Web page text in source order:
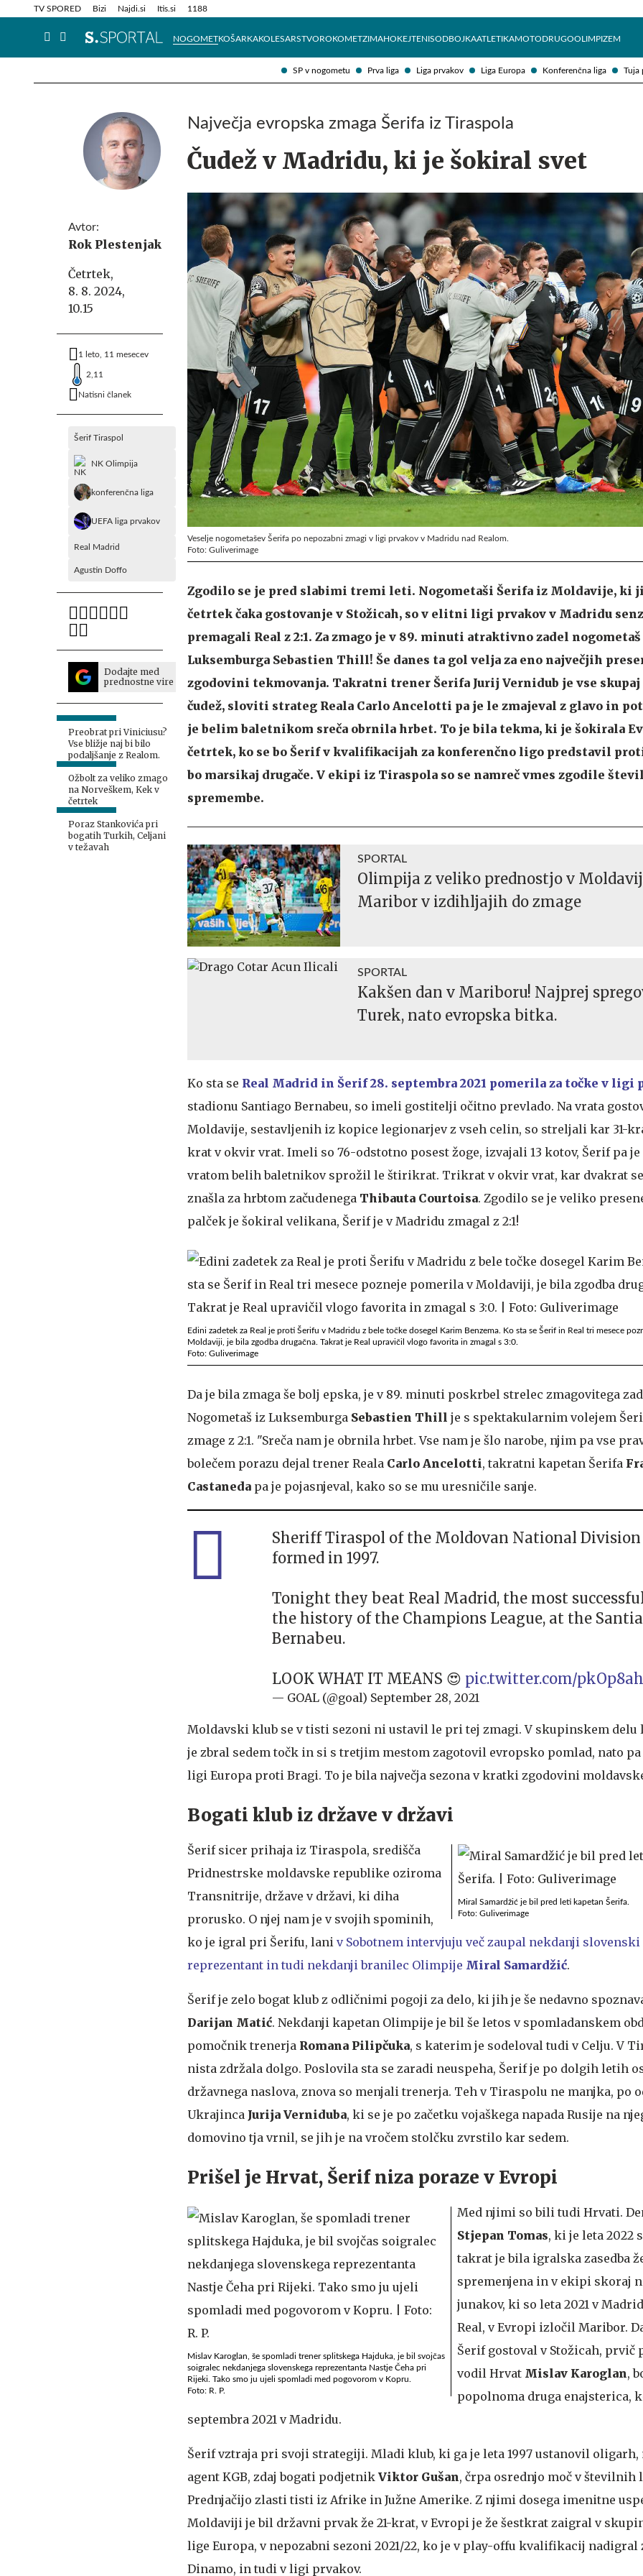
SP v nogometu Prva liga Liga prvakov Liga Europa Konferenčna liga Tuja
TV SPORED Bizi Najdi.si Itis.si 1188
NOGOMETKOŠARKAKOLESARSTVOROKOMETZIMAHOKEJTENISODBOJKAATLETIKAMOTODRUGOOLIMPIZEM
Info in obvestila Tehnik
Avtor:
Rok Plestenjak
Četrtek,
8. 8. 2024,
10.15
1 leto, 11 mesecev
2,11
Natisni članek
Šerif Tiraspol
NK Olimpija
konferenčna liga
UEFA liga prvakov
Real Madrid
Agustin Doffo
Dodajte med
prednostne vire
Preobrat pri Viniciusu?
Vse bližje naj bi bilo
podaljšanje z Realom.
Ožbolt za veliko zmago
na Norveškem, Kek v
četrtek
Poraz Stankovića pri
bogatih Turkih, Celjani
v težavah
Največja evropska zmaga Šerifa iz Tiraspola
Čudež v Madridu, ki je šokiral svet
Veselje nogometašev Šerifa po nepozabni zmagi v ligi prvakov v Madridu nad Realom.
Foto: Guliverimage
Zgodilo se je pred slabimi tremi leti. Nogometaši Šerifa iz Moldavije, ki
četrtek čaka gostovanje v Stožicah, so v elitni ligi prvakov v Madridu
premagali Real z 2:1. Za zmago je v 89. minuti atraktivno zadel
Luksemburga Sebastien Thill! Še danes ta gol velja za eno največjih
zgodovini tekmovanja. Takratni trener Šerifa Jurij Vernidub je vse
čudež, sloviti strateg Reala Carlo Ancelotti pa je le zmajeval z glavo in
je belim baletnikom sreča obrnila hrbet. To je bila tekma, ki je šokirala
četrtek, ko se bo Šerif v kvalifikacijah za konferenčno ligo predstavil
bo marsikaj drugače. V ekipi iz Tiraspola so se namreč vmes zgodile
spremembe.
SPORTAL
Olimpija z veliko prednostjo v
Maribor v izdihljajih do zmage
SPORTAL
Kakšen dan v Mariboru! Najprej
Turek, nato evropska bitka.
Ko sta se Real Madrid in Šerif 28. septembra 2021 pomerila za točke v ligi
stadionu Santiago Bernabeu, so imeli gostitelji očitno prevlado. Na vrata
Moldavije, sestavljenih iz kopice legionarjev z vseh celin, so streljali kar 31-
krat v okvir vrat. Imeli so 76-odstotno posest žoge, izvajali 13 kotov, Šerif pa
vratom belih baletnikov sprožil le štirikrat. Trikrat v okvir vrat, kar dvakrat se
znašla za hrbtom začudenega Thibauta Courtoisa. Zgodilo se je veliko
palček je šokiral velikana, Šerif je v Madridu zmagal z 2:1!
Edini zadetek za Real je proti Šerifu v Madridu z bele točke dosegel Karim Benzema. Ko sta se Šerif in Real tri mesece
Moldaviji, je bila zgodba drugačna. Takrat je Real upravičil vlogo favorita in zmagal s 3:0.
Foto: Guliverimage
Da je bila zmaga še bolj epska, je v 89. minuti poskrbel strelec zmagovitega
Nogometaš iz Luksemburga Sebastien Thill je s spektakularnim volejem
zmage z 2:1. "Sreča nam je obrnila hrbet. Vse nam je šlo narobe, njim pa vse
bolečem porazu dejal trener Reala Carlo Ancelotti, takratni kapetan Šerifa
Castaneda pa je pojasnjeval, kako so se mu uresničile sanje.
Sheriff Tiraspol of the Moldovan National Division
formed in 1997.
Tonight they beat Real Madrid, the most
the history of the Champions League, at the
Bernabeu.
LOOK WHAT IT MEANS 😍 pic.twitter.com/
— GOAL (@goal) September 28, 2021
Moldavski klub se v tisti sezoni ni ustavil le pri tej zmagi. V skupinskem delu
je zbral sedem točk in si s tretjim mestom zagotovil evropsko pomlad, nato
ligi Europa proti Bragi. To je bila največja sezona v kratki zgodovini
Bogati klub iz države v državi
Miral Samardžić je bil pred leti kapetan Šerifa.
Foto: Guliverimage
Šerif sicer prihaja iz Tiraspola, središča
Pridnestrske moldavske republike oziroma
Transnitrije, države v državi, ki diha
prorusko. O njej nam je v svojih spominih,
ko je igral pri Šerifu, lani v Sobotnem intervjuju več zaupal nekdanji slovenski
reprezentant in tudi nekdanji branilec Olimpije Miral Samardžić.
Šerif je zelo bogat klub z odličnimi pogoji za delo, ki jih je še nedavno
Darijan Matić. Nekdanji kapetan Olimpije je bil še letos v spomladanskem
pomočnik trenerja Romana Pilipčuka, s katerim je sodeloval tudi v Celju. V
nista zdržala dolgo. Poslovila sta se zaradi neuspeha, Šerif je po dolgih letih
državnega naslova, znova so menjali trenerja. Teh v Tiraspolu ne manjka, po
Ukrajinca Jurija Verniduba, ki se je po začetku vojaškega napada Rusije na
domovino tja vrnil, se jih je na vročem stolčku zvrstilo kar sedem.
Prišel je Hrvat, Šerif niza poraze v Evropi
Mislav Karoglan, še spomladi trener splitskega Hajduka, je bil svojčas
soigralec nekdanjega slovenskega reprezentanta Nastje Čeha pri
Rijeki. Tako smo ju ujeli spomladi med pogovorom v Kopru.
Foto: R. P.
Med njimi so bili tudi Hrvati.
Stjepan Tomas, ki je leta 2022
takrat je bila igralska zasedba
spremenjena in v ekipi skoraj
junakov, ki so leta 2021 v
Real, v Evropi izločil Maribor.
Šerif gostoval v Stožicah, prvič
vodil Hrvat Mislav Karoglan,
popolnoma druga enajsterica,
septembra 2021 v Madridu.
Šerif vztraja pri svoji strategiji. Mladi klub, ki ga je leta 1997 ustanovil oligarh,
agent KGB, zdaj bogati podjetnik Viktor Gušan, črpa osrednjo moč v številnih
Prednjačijo zlasti tisti iz Afrike in Južne Amerike. Z njimi dosega imenitne
Moldaviji je bil državni prvak že 21-krat, v Evropi je že šestkrat zaigral v
lige Europa, v nepozabni sezoni 2021/22, ko je v play-offu kvalifikacij nadigral
Dinamo, in tudi v ligi prvakov.